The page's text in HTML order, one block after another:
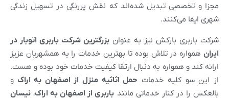
مجزا و تخصصی تبدیل شده‌اند که نقش پررنگی در تسهیل زندگی
شهری ایفا می‌کنند.
شرکت باربری بارکش نیز به عنوان بزرگترین شرکت باربری اتوبار در
ایران همواره در تلاش بوده تا بهترین خدمات را به همشهریان عزیز
ارائه کند و همواره به دنبال ارتقا کیفیت خدمات خود بوده و هست.
از این سو کلیه خدمات حمل اثاثیه منزل از اصفهان به اراک و
بالعکس را در کنار خدماتی مانند باربری از اصفهان به اراک، نیسان